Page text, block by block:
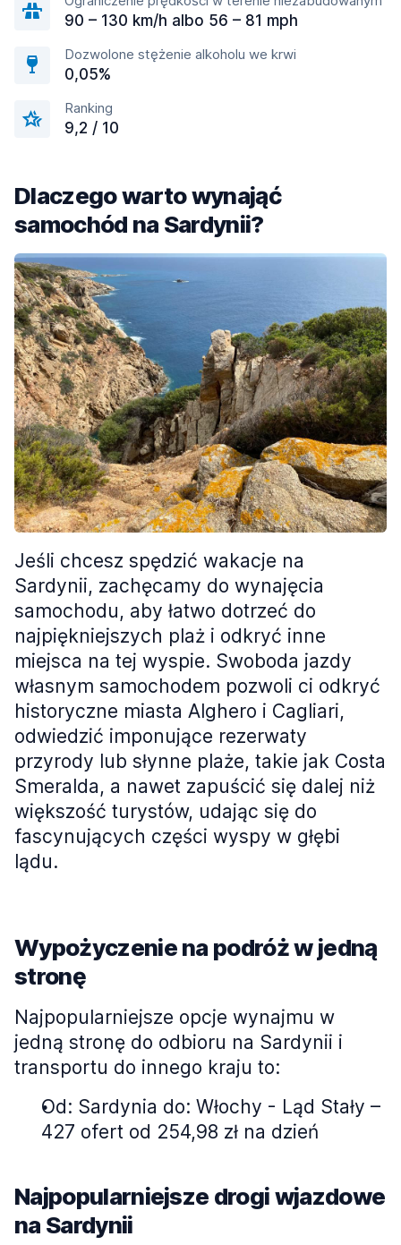
90 – 130 km/h albo 56 – 81 mph
Dozwolone stężenie alkoholu we krwi
0,05%
Ranking
9,2 / 10
Dlaczego warto wynająć
samochód na Sardynii?
Jeśli chcesz spędzić wakacje na
Sardynii, zachęcamy do wynajęcia
samochodu, aby łatwo dotrzeć do
najpiękniejszych plaż i odkryć inne
miejsca na tej wyspie. Swoboda jazdy
własnym samochodem pozwoli ci odkryć
historyczne miasta Alghero i Cagliari,
odwiedzić imponujące rezerwaty
przyrody lub słynne plaże, takie jak Costa
Smeralda, a nawet zapuścić się dalej niż
większość turystów, udając się do
fascynujących części wyspy w głębi
lądu.
Wypożyczenie na podróż w jedną
stronę
Najpopularniejsze opcje wynajmu w
jedną stronę do odbioru na Sardynii i
transportu do innego kraju to:
Od: Sardynia do: Włochy - Ląd Stały –
427 ofert od 254,98 zł na dzień
Najpopularniejsze drogi wjazdowe
na Sardynii